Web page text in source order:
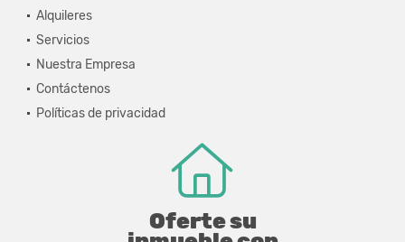
Alquileres
Servicios
Nuestra Empresa
Contáctenos
Políticas de privacidad
Oferte su